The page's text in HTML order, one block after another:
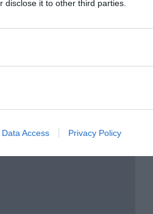
disclose it to other third parties.
Data Access Privacy Policy